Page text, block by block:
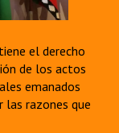
el derecho
de los actos
emanados
las razones que